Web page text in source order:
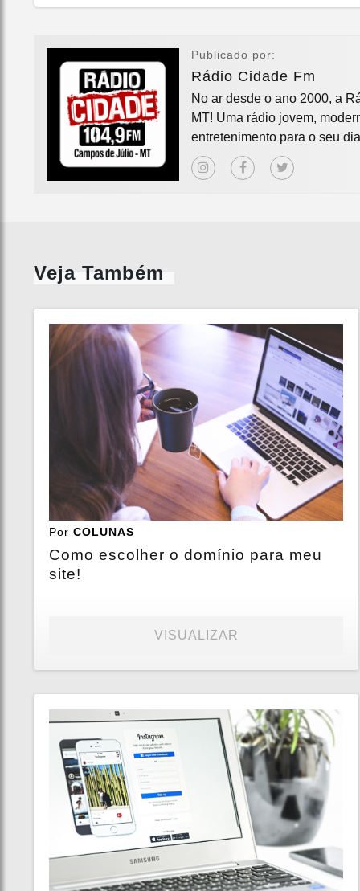
Publicado por:
Rádio Cidade Fm
No ar desde o ano 2000, a
MT! Uma rádio jovem,
entretenimento para o seu
Veja Também
Por COLUNAS
Como escolher o domínio para meu
site!
VISUALIZAR